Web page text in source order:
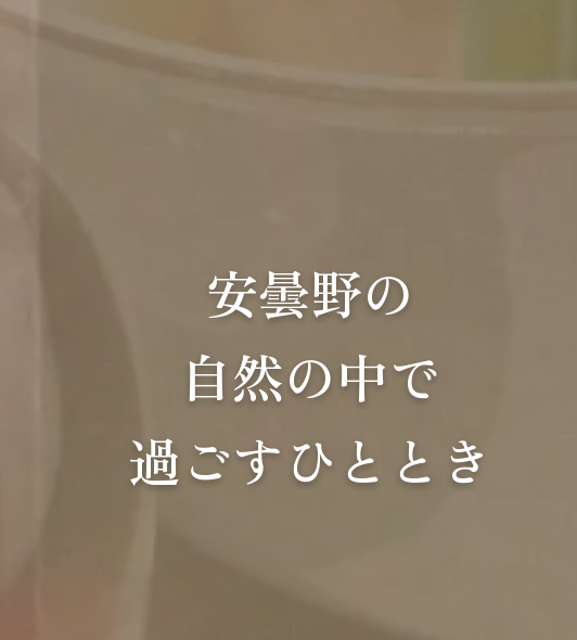
安曇野の
自然の中で
過ごすひととき